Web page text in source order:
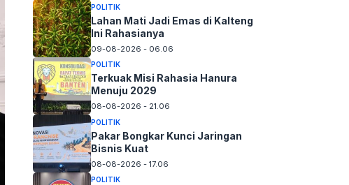
POLITIK
Lahan Mati Jadi Emas di Kalteng
Ini Rahasianya
09-08-2026 - 06.06
POLITIK
Terkuak Misi Rahasia Hanura
Menuju 2029
08-08-2026 - 21.06
POLITIK
Pakar Bongkar Kunci Jaringan
Bisnis Kuat
08-08-2026 - 17.06
POLITIK